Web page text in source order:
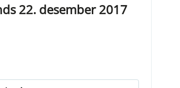
22. desember 2017